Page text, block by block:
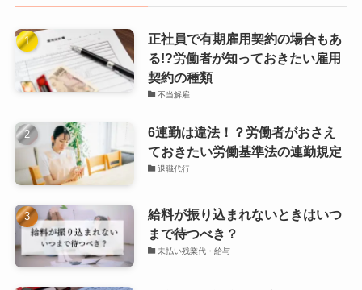
正社員で有期雇用契約の場合もあ
る!?労働者が知っておきたい雇用
契約の種類
不当解雇
6連勤は違法！？労働者がおさえ
ておきたい労働基準法の連勤規定
退職代行
給料が振り込まれないときはいつ
まで待つべき？
未払い残業代・給与